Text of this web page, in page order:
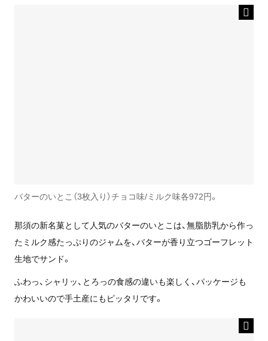
バターのいとこ（3枚入り）チョコ味/ミルク味各972円。
那須の新名菓として人気のバターのいとこは、無脂肪乳から作っ
たミルク感たっぷりのジャムを、バターが香り立つゴーフレット
生地でサンド。
ふわっ、シャリッ、とろっの食感の違いも楽しく、パッケージも
かわいいので手土産にもピッタリです。